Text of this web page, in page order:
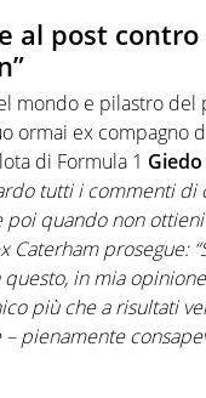
al post contro
mondo e pilastro del
ormai ex compagno
di Formula 1
tutti i commenti
quando non
Caterham prosegue:
in mia
più che a risultati
pienamente